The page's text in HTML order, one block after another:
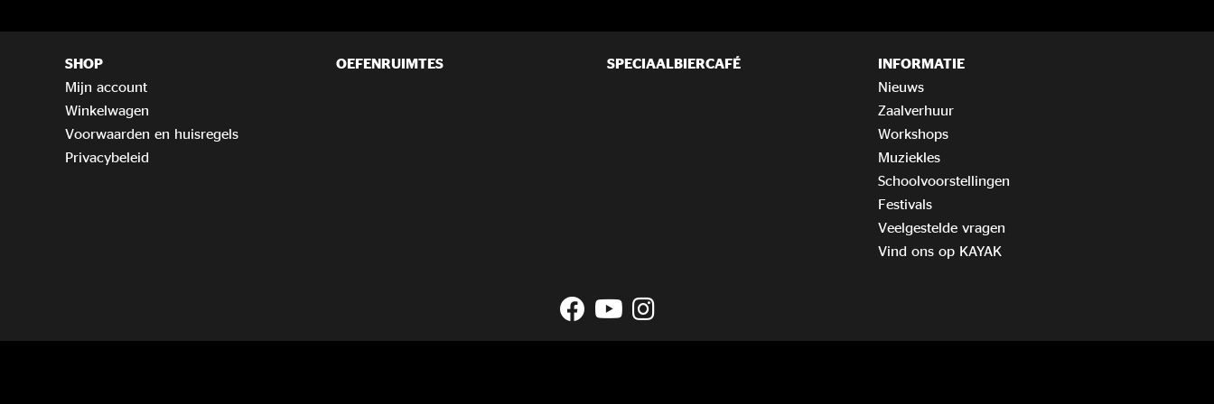
SHOP
Mijn account
Winkelwagen
Voorwaarden en huisregels
Privacybeleid
OEFENRUIMTES SPECIAALBIERCAFÉ
INFORMATIE
Nieuws
Zaalverhuur
Workshops
Muziekles
Schoolvoorstellingen
Festivals
Veelgestelde vragen
Vind ons op KAYAK